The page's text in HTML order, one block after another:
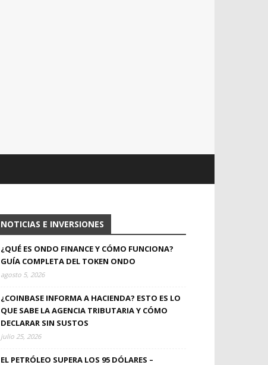
NOTICIAS E INVERSIONES
¿QUÉ ES ONDO FINANCE Y CÓMO FUNCIONA?
GUÍA COMPLETA DEL TOKEN ONDO
agosto 5, 2026
¿COINBASE INFORMA A HACIENDA? ESTO ES LO
QUE SABE LA AGENCIA TRIBUTARIA Y CÓMO
DECLARAR SIN SUSTOS
julio 25, 2026
EL PETRÓLEO SUPERA LOS 95 DÓLARES –